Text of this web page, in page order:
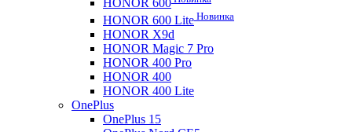
HONOR 600 Lite Новинка
HONOR X9d
HONOR Magic 7 Pro
HONOR 400 Pro
HONOR 400
HONOR 400 Lite
OnePlus
OnePlus 15